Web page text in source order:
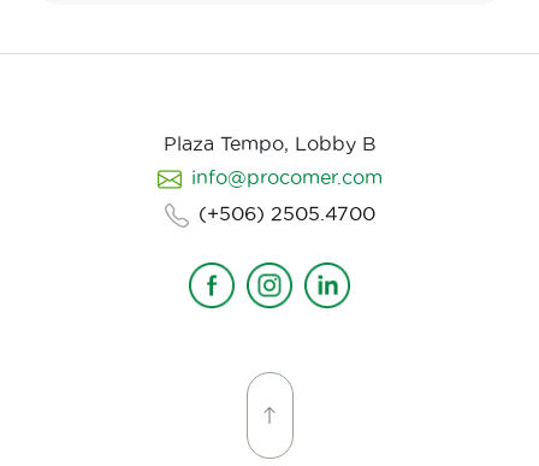
Plaza Tempo, Lobby B
info@procomer.com
(+506) 2505.4700